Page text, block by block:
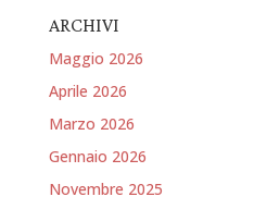
ARCHIVI
Maggio 2026
Aprile 2026
Marzo 2026
Gennaio 2026
Novembre 2025